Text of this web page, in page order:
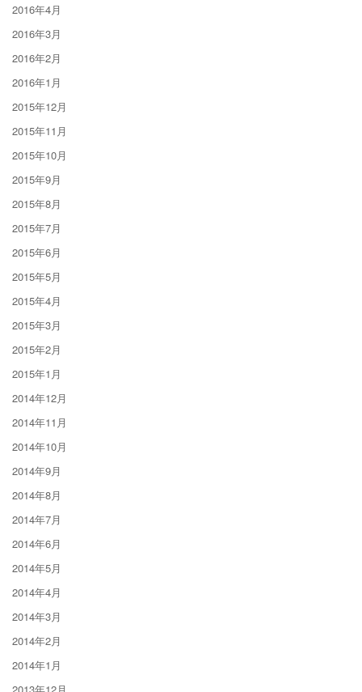
2016年4月
2016年3月
2016年2月
2016年1月
2015年12月
2015年11月
2015年10月
2015年9月
2015年8月
2015年7月
2015年6月
2015年5月
2015年4月
2015年3月
2015年2月
2015年1月
2014年12月
2014年11月
2014年10月
2014年9月
2014年8月
2014年7月
2014年6月
2014年5月
2014年4月
2014年3月
2014年2月
2014年1月